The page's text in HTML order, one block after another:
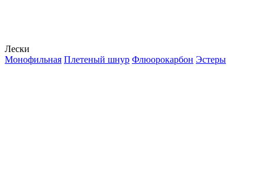
Лески
Монофильная Плетеный шнур Флюорокарбон Эстеры